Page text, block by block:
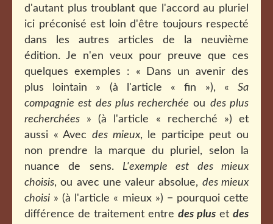
d'autant plus troublant que l'accord au pluriel
ici préconisé est loin d'être toujours respecté
dans les autres articles de la neuvième
édition. Je n'en veux pour preuve que ces
quelques exemples : « Dans un avenir des
plus lointain » (à l'article « fin »), « Sa
compagnie est des plus recherchée ou des plus
recherchées » (à l'article « recherché ») et
aussi « Avec des mieux, le participe peut ou
non prendre la marque du pluriel, selon la
nuance de sens. L'exemple est des mieux
choisis, ou avec une valeur absolue, des mieux
choisi » (à l'article « mieux ») − pourquoi cette
différence de traitement entre des plus et des